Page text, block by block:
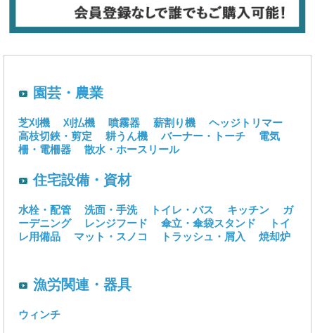
園芸・農業
芝刈機 刈払機 噴霧器 薪割り機
ヘッジトリマー
高枝切鋏・剪定
耕うん機 バーナー・トーチ
電気
柵・電柵器
散水・ホースリール
住宅設備・資材
水栓・配管 洗面・手洗 トイレ・バス キッチン
ガ
ーデニング
レンジフード 傘立・傘袋スタンド
トイ
レ用備品
マット・スノコ トラッシュ・屑入 焼却炉
漁労関連・器具
ウィンチ